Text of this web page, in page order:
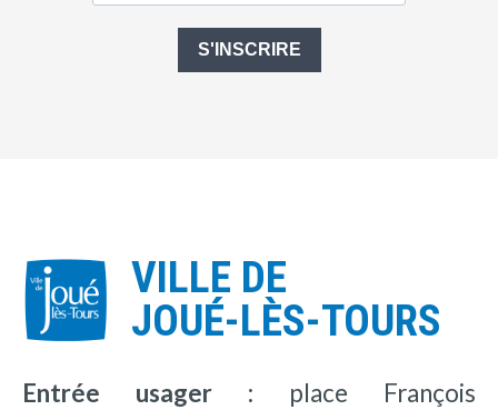
S'INSCRIRE
VILLE DE
JOUÉ-LÈS-TOURS
Entrée usager : place François